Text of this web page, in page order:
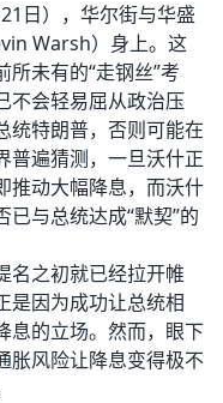
），华尔街与华盛
Warsh）身上。这
未有的“走钢丝”考
不会轻易屈从政治压
统特朗普，否则可能在
普遍猜测，一旦沃什正
推动大幅降息，而沃什
与总统达成“默契”的
之初就已经拉开帷
是因为成功让总统相
息的立场。然而，眼下
胀风险让降息变得极不